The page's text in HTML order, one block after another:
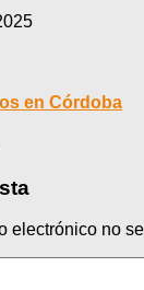
en Córdoba
electrónico no